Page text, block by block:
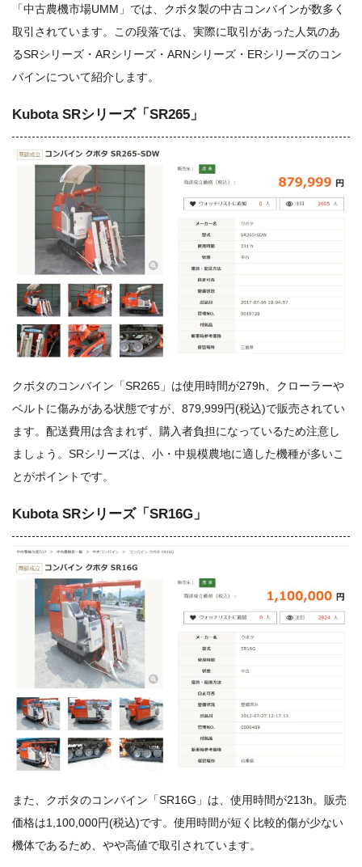
「中古農機市場UMM」では、クボタ製の中古コンバインが数多く
取引されています。この段落では、実際に取引があった人気のあ
るSRシリーズ・ARシリーズ・ARNシリーズ・ERシリーズのコン
バインについて紹介します。
Kubota SRシリーズ「SR265」
クボタのコンバイン「SR265」は使用時間が279h、クローラーや
ベルトに傷みがある状態ですが、879,999円(税込)で販売されてい
ます。配送費用は含まれず、購入者負担になっているため注意し
ましょう。SRシリーズは、小・中規模農地に適した機種が多いこ
とがポイントです。
Kubota SRシリーズ「SR16G」
また、クボタのコンバイン「SR16G」は、使用時間が213h。販売
価格は1,100,000円(税込)です。使用時間が短く比較的傷が少ない
機体であるため、やや高値で取引されています。